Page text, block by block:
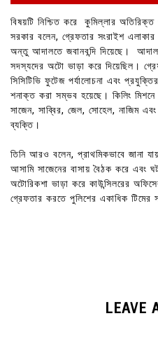
বিষয়টি নিশ্চিত করে কুমিল্লার
সরকার বলেন, গ্রেফতার সংরাইশ এলাকার
অন্তু আদালতে জবানবন্দি দিয়েছে।
সদস্যদের অটো ভাড়া করে দিয়েছিল।
সিসিটিভি ফুটেজ পর্যালােচনা এবং
শনাক্ত করা সম্ভব হয়েছে। কিলিং
সাজেন, সাব্বির, জেল, সােহেল, নাজিম
ব্যক্তি।
তিনি আরও বলেন, প্রাথমিকভাবে জানা
আসামি সাজেনের বাসায় বৈঠক করে এবং
অটোরিকশা ভাড়া করে কাউন্সিলরের
গ্রেফতার করতে পুলিশের একাধিক টিমের
LEAVE